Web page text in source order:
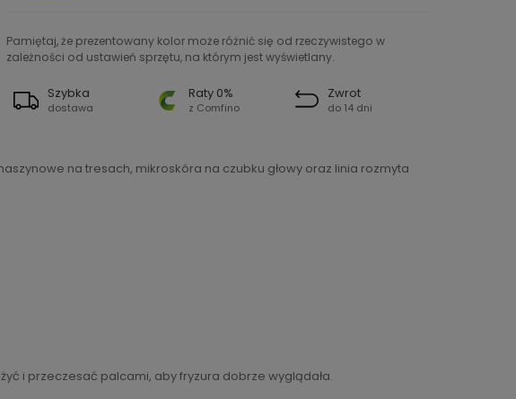
Pamiętaj, że prezentowany kolor może różnić się od rzeczywistego w
zależności od ustawień sprzętu, na którym jest wyświetlany.
Szybka
dostawa
Raty 0%
z Comfino
Zwrot
do 14 dni
na tresach, mikroskóra na czubku głowy oraz linia rozmyta
i przeczesać palcami, aby fryzura dobrze wyglądała.